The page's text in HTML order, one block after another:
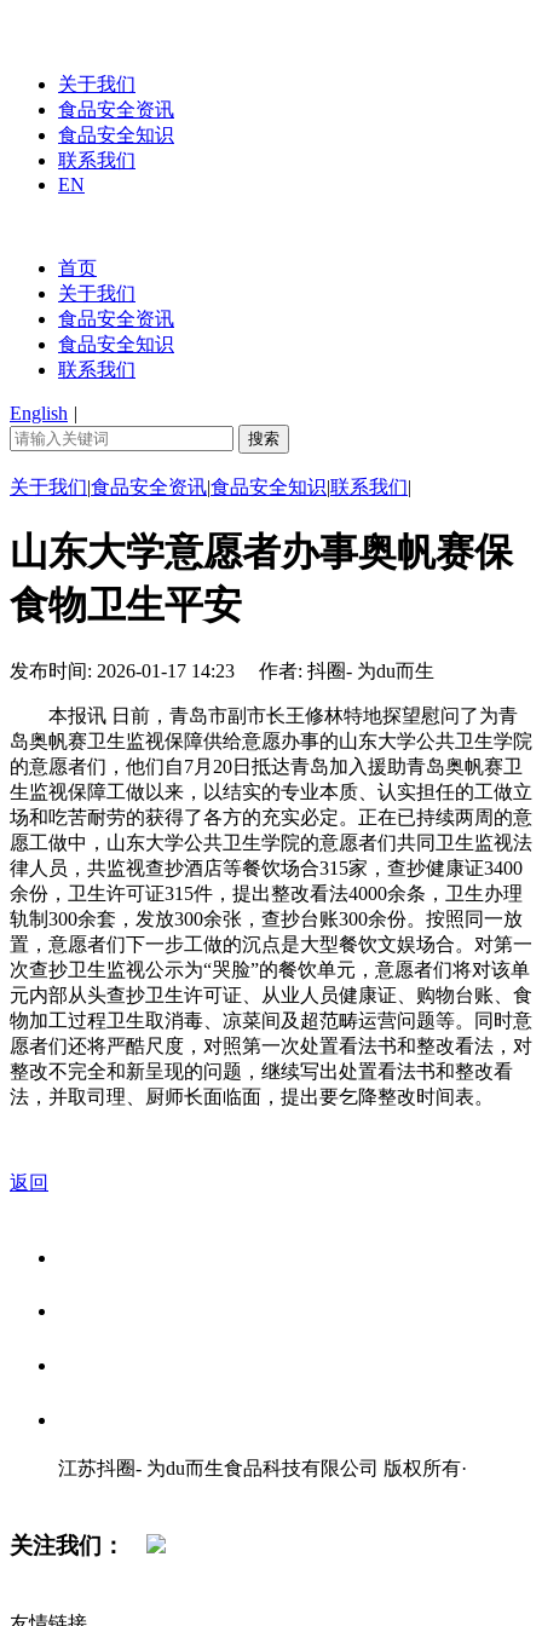
关于我们
食品安全资讯
食品安全知识
联系我们
EN
首页
关于我们
食品安全资讯
食品安全知识
联系我们
English |
关于我们|食品安全资讯|食品安全知识|联系我们|
山东大学意愿者办事奥帆赛保
食物卫生平安
发布时间: 2026-01-17 14:23 作者: 抖圈- 为du而生
本报讯 日前，青岛市副市长王修林特地探望慰问了为青
岛奥帆赛卫生监视保障供给意愿办事的山东大学公共卫生学院
的意愿者们，他们自7月20日抵达青岛加入援助青岛奥帆赛卫
生监视保障工做以来，以结实的专业本质、认实担任的工做立
场和吃苦耐劳的获得了各方的充实必定。正在已持续两周的意
愿工做中，山东大学公共卫生学院的意愿者们共同卫生监视法
律人员，共监视查抄酒店等餐饮场合315家，查抄健康证3400
余份，卫生许可证315件，提出整改看法4000余条，卫生办理
轨制300余套，发放300余张，查抄台账300余份。按照同一放
置，意愿者们下一步工做的沉点是大型餐饮文娱场合。对第一
次查抄卫生监视公示为“哭脸”的餐饮单元，意愿者们将对该单
元内部从头查抄卫生许可证、从业人员健康证、购物台账、食
物加工过程卫生取消毒、凉菜间及超范畴运营问题等。同时意
愿者们还将严酷尺度，对照第一次处置看法书和整改看法，对
整改不完全和新呈现的问题，继续写出处置看法书和整改看
法，并取司理、厨师长面临面，提出要乞降整改时间表。
返回
江苏抖圈- 为du而生食品科技有限公司 版权所有·
关注我们：